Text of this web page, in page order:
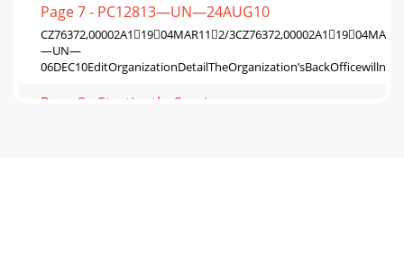
Page 7 - PC12813—UN—24AUG10
CZ76372,00002A11904MAR112/
—UN—
Page 8 - StartingtheService